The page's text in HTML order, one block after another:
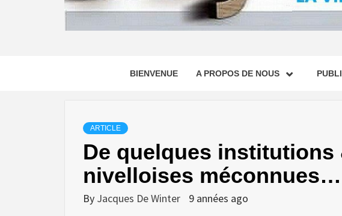
BIENVENUE A PROPOS DE NOUS
ARTICLE
De quelques institutions
nivelloises méconnues…
By Jacques De Winter 9 années ago